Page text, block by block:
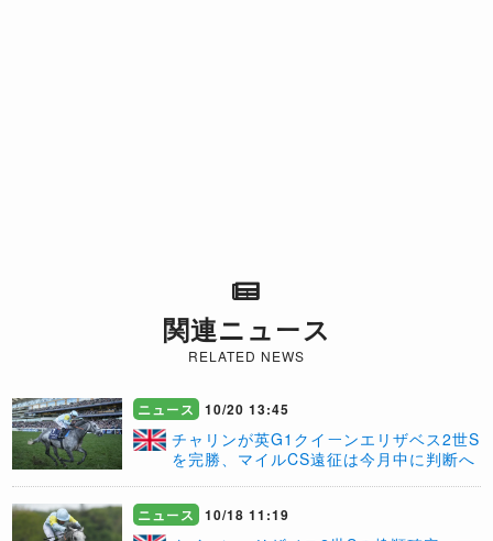
関連ニュース
RELATED NEWS
ニュース 10/20 13:45
チャリンが英G1クイーンエリザベス2世S
を完勝、マイルCS遠征は今月中に判断へ
ニュース 10/18 11:19